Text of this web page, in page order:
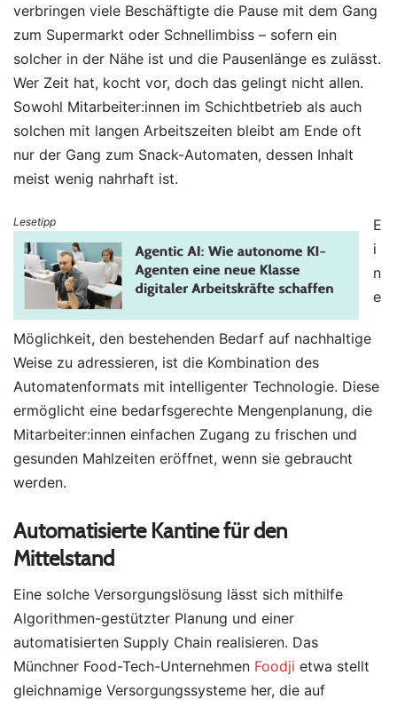
verbringen viele Beschäftigte die Pause mit dem Gang
zum Supermarkt oder Schnellimbiss – sofern ein
solcher in der Nähe ist und die Pausenlänge es zulässt.
Wer Zeit hat, kocht vor, doch das gelingt nicht allen.
Sowohl Mitarbeiter:innen im Schichtbetrieb als auch
solchen mit langen Arbeitszeiten bleibt am Ende oft
nur der Gang zum Snack-Automaten, dessen Inhalt
meist wenig nahrhaft ist.
Lesetipp
E
i
n
e
Möglichkeit, den bestehenden Bedarf auf nachhaltige
Weise zu adressieren, ist die Kombination des
Automatenformats mit intelligenter Technologie. Diese
ermöglicht eine bedarfsgerechte Mengenplanung, die
Mitarbeiter:innen einfachen Zugang zu frischen und
gesunden Mahlzeiten eröffnet, wenn sie gebraucht
werden.
Automatisierte Kantine für den
Mittelstand
Eine solche Versorgungslösung lässt sich mithilfe
Algorithmen-gestützter Planung und einer
automatisierten Supply Chain realisieren. Das
Münchner Food-Tech-Unternehmen Foodji etwa stellt
gleichnamige Versorgungssysteme her, die auf